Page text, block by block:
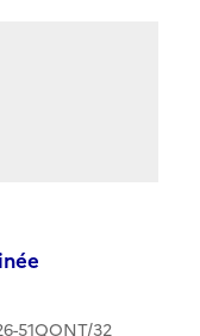
51QONT/32